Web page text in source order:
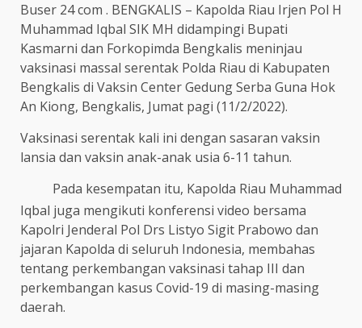
Buser 24 com . BENGKALIS – Kapolda Riau Irjen Pol H
Muhammad Iqbal SIK MH didampingi Bupati
Kasmarni dan Forkopimda Bengkalis meninjau
vaksinasi massal serentak Polda Riau di Kabupaten
Bengkalis di Vaksin Center Gedung Serba Guna Hok
An Kiong, Bengkalis, Jumat pagi (11/2/2022).
Vaksinasi serentak kali ini dengan sasaran vaksin
lansia dan vaksin anak-anak usia 6-11 tahun.
Pada kesempatan itu, Kapolda Riau Muhammad
Iqbal juga mengikuti konferensi video bersama
Kapolri Jenderal Pol Drs Listyo Sigit Prabowo dan
jajaran Kapolda di seluruh Indonesia, membahas
tentang perkembangan vaksinasi tahap III dan
perkembangan kasus Covid-19 di masing-masing
daerah.